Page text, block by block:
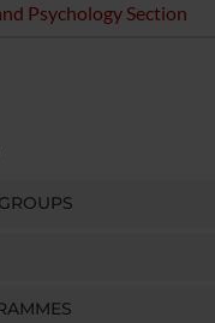
Psychology Section